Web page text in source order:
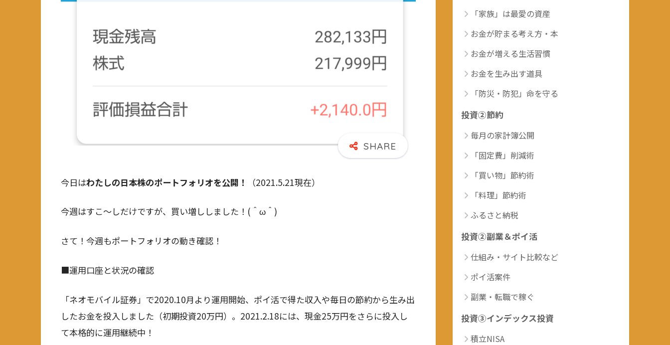
今日はわたしの日本株のポートフォリオを公開！ （2021.5.21現在）
今週はすこ～しだけですが、買い増ししました！(＾ω＾)
さて！今週もポートフォリオの動き確認！
■運用口座と状況の確認
「ネオモバイル証券」で2020.10月より運用開始、ポイ活で得た収入や毎日の節約から生み出
したお金を投入しました（初期投資20万円）。2021.2.18には、現金25万円をさらに投入し
て本格的に運用継続中！
「家族」は最愛の資産
お金が貯まる考え方・本
お金が増える生活習慣
お金を生み出す道具
「防災・防犯」命を守る
投資②節約
毎月の家計簿公開
「固定費」削減術
「買い物」節約術
「料理」節約術
ふるさと納税
投資②副業＆ポイ活
仕組み・サイト比較など
ポイ活案件
副業・転職で稼ぐ
投資③インデックス投資
積立NISA